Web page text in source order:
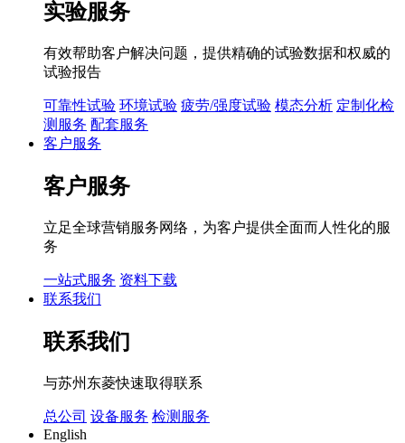
实验服务
有效帮助客户解决问题，提供精确的试验数据和权威的
试验报告
可靠性试验 环境试验 疲劳/强度试验 模态分析 定制化检
测服务 配套服务
客户服务
客户服务
立足全球营销服务网络，为客户提供全面而人性化的服
务
一站式服务 资料下载
联系我们
联系我们
与苏州东菱快速取得联系
总公司 设备服务 检测服务
English